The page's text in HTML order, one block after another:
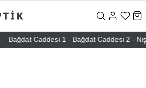
Caddesi 1 - Bağdat Caddesi 2 -